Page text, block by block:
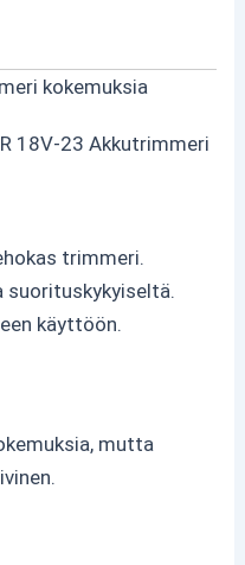
kokemuksia
18V-23 Akkutrimmeri
trimmeri.
suorituskykyiseltä.
käyttöön.
mutta